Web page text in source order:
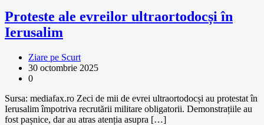
Proteste ale evreilor ultraortodocși în
Ierusalim
Ziare pe Scurt
30 octombrie 2025
0
Sursa: mediafax.ro Zeci de mii de evrei ultraortodocși au protestat în
Ierusalim împotriva recrutării militare obligatorii. Demonstrațiile au
fost pașnice, dar au atras atenția asupra […]